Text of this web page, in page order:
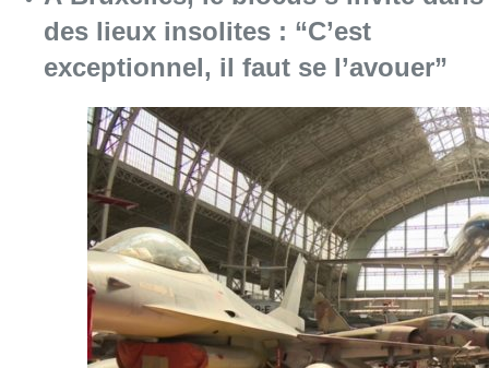
06 août 2026Consulter l'article "À Bruxelles, le blocus
Saint-Géry : un ancien bras de la
Senne et une ancienne brasserie
classés au patrimoine bruxellois